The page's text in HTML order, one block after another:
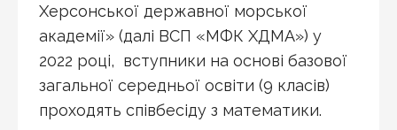
Херсонської державної морської
академії» (далі ВСП «МФК ХДМА») у
2022 році, вступники на основі базової
загальної середньої освіти (9 класів)
проходять співбесіду з математики.